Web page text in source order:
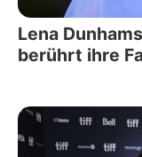
Lena
berührt ihre